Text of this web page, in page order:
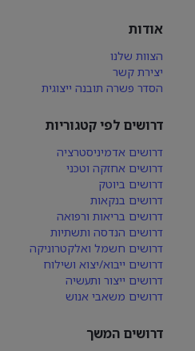
אודות
הצוות שלנו
יצירת קשר
הסדר פשרה תובנה ייצוגית
דרושים לפי קטגוריות
דרושים אדמיניסטרציה
דרושים אחזקה וטכני
דרושים ביוטק
דרושים בנקאות
דרושים בריאות ורפואה
דרושים הנדסה ותשתיות
דרושים חשמל ואלקטרוניקה
דרושים ייבוא/יצוא ושילוח
דרושים ייצור ותעשיה
דרושים משאבי אנוש
דרושים המשך